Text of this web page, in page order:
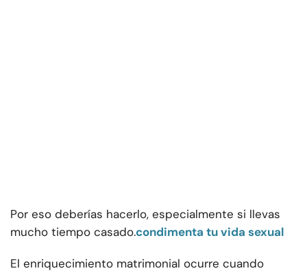
Por eso deberías hacerlo, especialmente si llevas
mucho tiempo casado.condimenta tu vida sexual
El enriquecimiento matrimonial ocurre cuando